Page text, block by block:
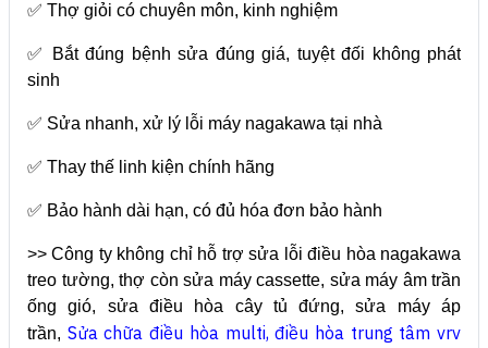
✅ Thợ giỏi có chuyên môn, kinh nghiệm
✅ Bắt đúng bệnh sửa đúng giá, tuyệt đối không phát
sinh
✅ Sửa nhanh, xử lý lỗi máy nagakawa tại nhà
✅ Thay thế linh kiện chính hãng
✅ Bảo hành dài hạn, có đủ hóa đơn bảo hành
>> Công ty không chỉ hỗ trợ sửa lỗi điều hòa nagakawa
treo tường, thợ còn sửa máy cassette, sửa máy âm trần
ống gió, sửa điều hòa cây tủ đứng, sửa máy áp
trần, Sửa chữa điều hòa multi,điều hòa trung tâm vrv